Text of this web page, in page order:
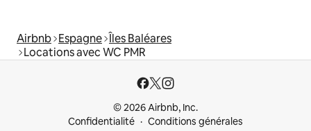
Airbnb Espagne Îles Baléares
Locations avec WC PMR
© 2026 Airbnb, Inc.
Confidentialité
Conditions générales